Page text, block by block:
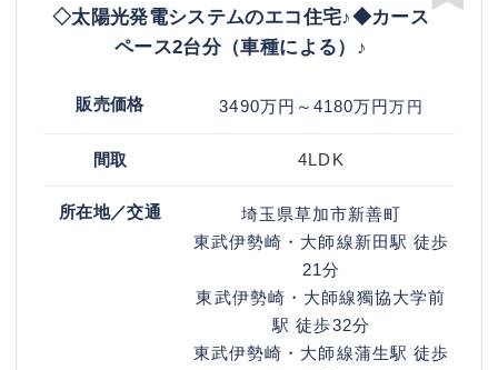
◇太陽光発電システムのエコ住宅♪◆カース
ペース2台分（車種による）♪
販売価格 3490万円 ～4180万円万円
間取 4LDK
所在地／交通
埼玉県草加市新善町
東武伊勢崎・大師線新田駅 徒歩
21分
東武伊勢崎・大師線獨協大学前
駅 徒歩32分
東武伊勢崎・大師線蒲生駅 徒歩